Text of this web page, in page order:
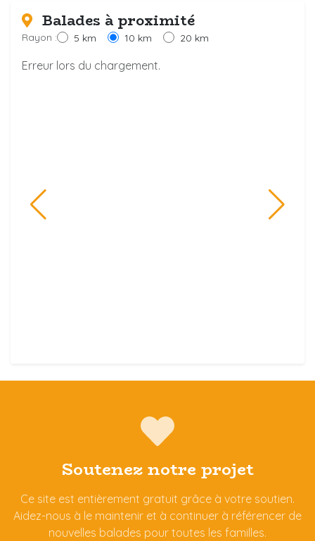
Balades à proximité
Rayon : 5 km 10 km 20 km
Erreur lors du chargement.
Soutenez notre projet
Ce site est entièrement gratuit grâce à votre soutien.
Aidez-nous à le maintenir et à continuer à référencer de
nouvelles balades pour toutes les familles.